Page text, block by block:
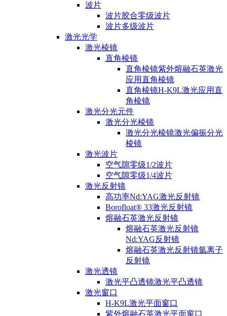
波片
波片胶合零级波片
波片多级波片
激光光学
激光棱镜
直角棱镜
直角棱镜紫外熔融石英激光
应用直角棱镜
直角棱镜H-K9L激光应用直
角棱镜
激光分光元件
激光分光棱镜
激光分光棱镜激光偏振分光
棱镜
激光波片
空气隙零级1/2波片
空气隙零级1/4波片
激光反射镜
高功率Nd:YAG激光反射镜
Borofloat® 33激光反射镜
熔融石英激光反射镜
熔融石英激光反射镜
Nd:YAG反射镜
熔融石英激光反射镜氩离子
反射镜
激光透镜
激光平凸透镜激光平凸透镜
激光窗口
H-K9L激光平面窗口
紫外熔融石英激光平面窗口